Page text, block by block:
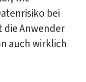
bei
Anwender
auch wirklich